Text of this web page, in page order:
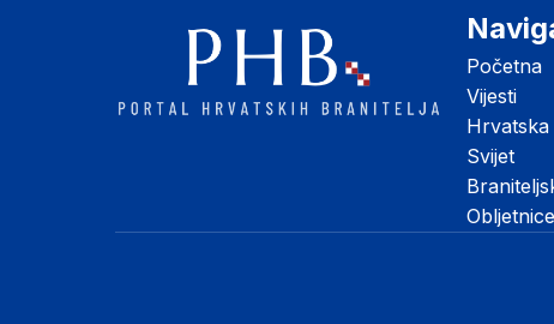
Početna
Vijesti
Hrvatska
Svijet
Obljetnice